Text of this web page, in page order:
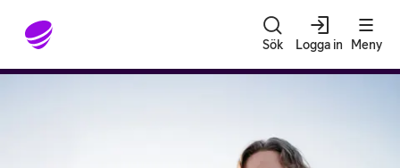
Gå till sidans innehåll
Sök Logga in Meny